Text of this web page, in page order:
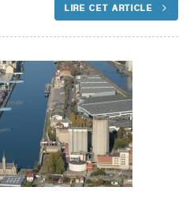
LIRE CET ARTICLE